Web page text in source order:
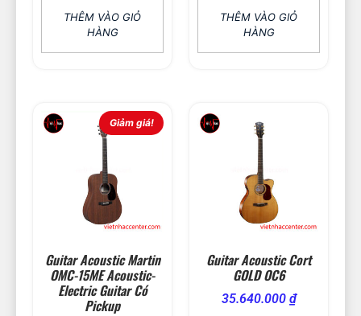
THÊM VÀO GIỎ
HÀNG
THÊM VÀO GIỎ
HÀNG
Giảm giá!
Guitar Acoustic Martin
OMC-15ME Acoustic-
Electric Guitar Có
Pickup
Guitar Acoustic Cort
GOLD OC6
35.640.000 ₫